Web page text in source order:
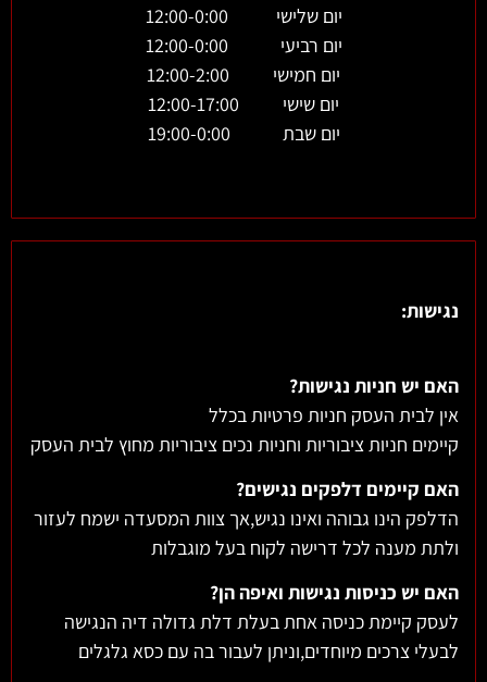
יום שלישי 12:00-0:00
יום רביעי 12:00-0:00
יום חמישי 12:00-2:00
יום שישי 12:00-17:00
יום שבת 19:00-0:00
נגישות:
האם יש חניות נגישות?
אין לבית העסק חניות פרטיות בכלל
קיימים חניות ציבוריות וחניות נכים ציבוריות מחוץ לבית העסק
האם קיימים דלפקים נגישים?
הדלפק הינו גבוהה ואינו נגיש,אך צוות המסעדה ישמח לעזור
ולתת מענה לכל דרישה לקוח בעל מוגבלות
האם יש כניסות נגישות ואיפה הן?
לעסק קיימת כניסה אחת בעלת דלת גדולה דיה הנגישה
לבעלי צרכים מיוחדים,וניתן לעבור בה עם כסא גלגלים